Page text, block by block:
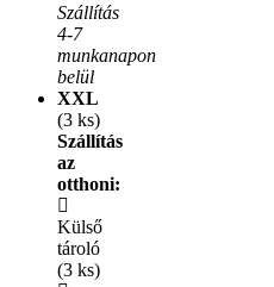
Szállítás
4-7
munkanapon
belül
XXL
(3 ks)
Szállítás
az
otthoni:
Külső
tároló
(3 ks)